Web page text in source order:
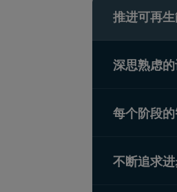
推进可再
深思熟虑
每个阶段
不断追求